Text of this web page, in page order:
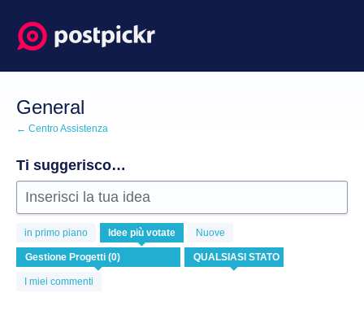
Salta
al
contenuto
General
← Centro Assistenza
Ti suggerisco…
Inserisci la tua idea
in primo piano Idee più votate Nuove
I miei commenti
Nessuna
idea
esistente
risulta